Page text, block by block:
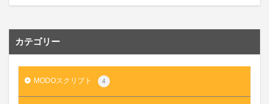
カテゴリー
MODOスクリプト 4